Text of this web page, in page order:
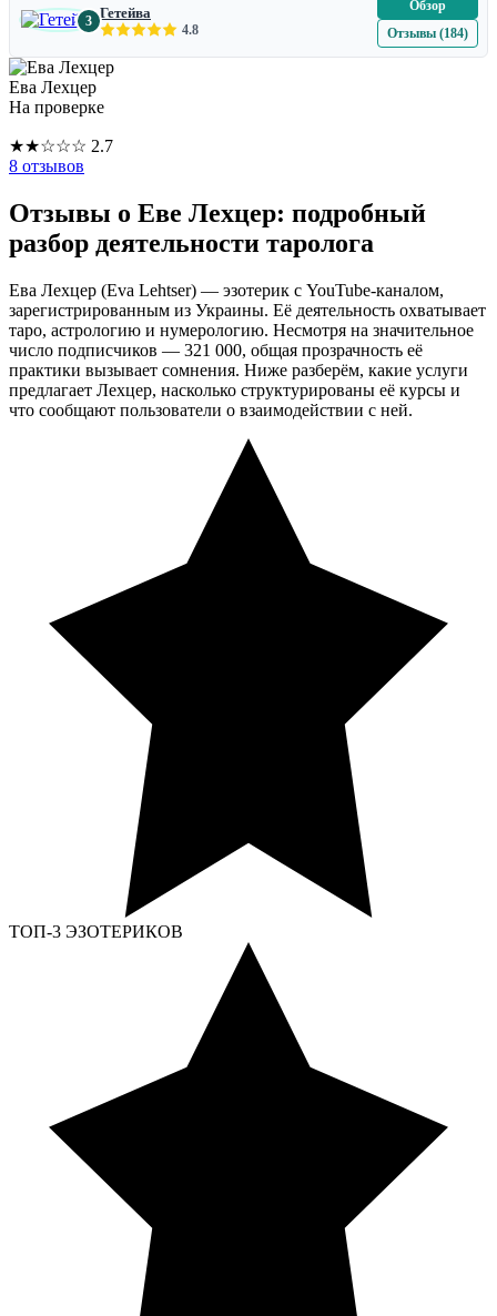
3 Гетейва
4.8
Обзор
Отзывы (184)
Ева Лехцер
На проверке
★★☆☆☆ 2.7
8 отзывов
Отзывы о Еве Лехцер: подробный
разбор деятельности таролога
Ева Лехцер (Eva Lehtser) — эзотерик с YouTube-каналом,
зарегистрированным из Украины. Её деятельность охватывает
таро, астрологию и нумерологию. Несмотря на значительное
число подписчиков — 321 000, общая прозрачность её
практики вызывает сомнения. Ниже разберём, какие услуги
предлагает Лехцер, насколько структурированы её курсы и
что сообщают пользователи о взаимодействии с ней.
ТОП-3 ЭЗОТЕРИКОВ